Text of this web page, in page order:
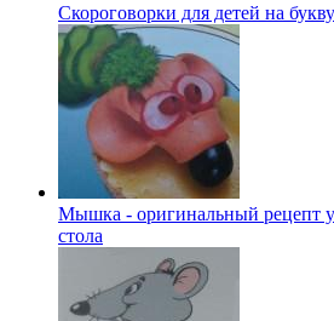
Скороговорки для детей на
Мышка - оригинальный рецепт
стола